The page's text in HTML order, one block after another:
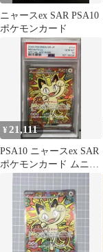
ニャースex SAR PSA10
ポケモンカード
¥ 21,111
PSA10 ニャースex SAR
ポケモンカード ムニキ